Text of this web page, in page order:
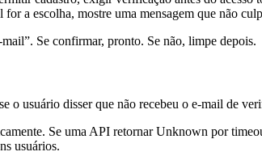
a escolha, mostre uma mensagem que não
Se confirmar, pronto. Se não, limpe depois.
o usuário disser que não recebeu o e-mail de
Se uma API retornar Unknown por
usuários.